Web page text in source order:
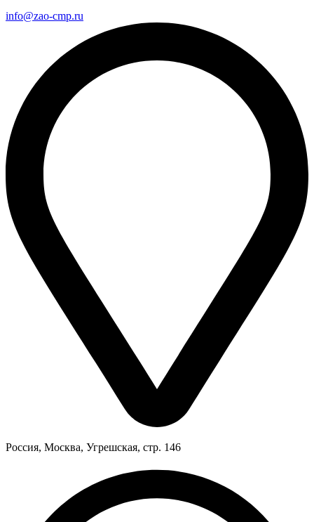
info@zao-cmp.ru
Россия, Москва, Угрешская, стр. 146